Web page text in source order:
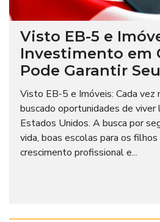
Visto EB-5 e
Investimento em
Pode Garantir
Visto EB-5 e Imóveis: Cada vez
buscado oportunidades de
Estados Unidos. A busca por
vida, boas escolas para os
crescimento profissional e...